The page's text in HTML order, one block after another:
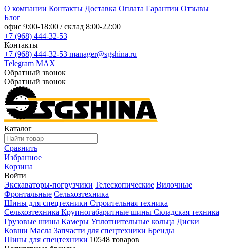
О компании Контакты Доставка Оплата Гарантии Отзывы
Блог
офис 9:00-18:00 / склад 8:00-22:00
+7 (968) 444-32-53
Контакты
+7 (968) 444-32-53 manager@sgshina.ru
Telegram MAX
Обратный звонок
Обратный звонок
Каталог
Сравнить
Избранное
Корзина
Войти
Экскаваторы-погрузчики Телескопические Вилочные
Фронтальные Сельхозтехника
Шины для спецтехники Строительная техника
Сельхозтехника Крупногабаритные шины Складская техника
Грузовые шины Камеры Уплотнительные кольца Диски
Ковши Масла Запчасти для спецтехники Бренды
Шины для спецтехники 10548 товаров